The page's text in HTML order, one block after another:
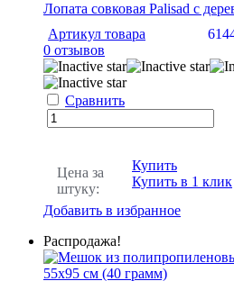
Лопата совковая Palisad с
Артикул товара
0 отзывов
Сравнить
Цена за
штуку:
Купить
Купить в 1 клик
Добавить в избранное
Распродажа!